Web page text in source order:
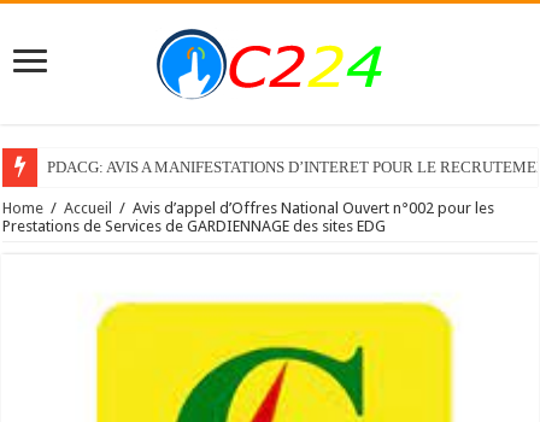
PDACG: AVIS A MANIFESTATIONS D’INTERET POUR LE
Recrutement d’un Consultant individuel pour élaborer le Guide de
Home / Accueil / Avis d’appel d’Offres National Ouvert n°002 pour les
Prestations de Services de GARDIENNAGE des sites EDG